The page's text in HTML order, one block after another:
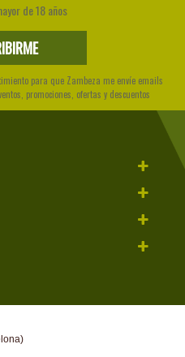
de 18 años
para que Zambeza me envíe emails
promociones, ofertas y descuentos